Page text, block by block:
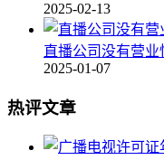
2025-02-13
直播公司没有营
2025-01-07
热评文章